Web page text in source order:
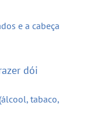
dói
tabaco,